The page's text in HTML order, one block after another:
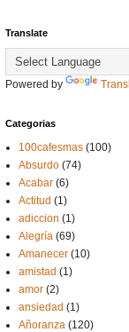
Translate
Powered by
Categorias
100cafesmas (100)
Absurdo (74)
Acabar (6)
Actitud (1)
adiccion (1)
Alegría (69)
Amanecer (10)
amistad (1)
amor (2)
ansiedad (1)
Añoranza (120)